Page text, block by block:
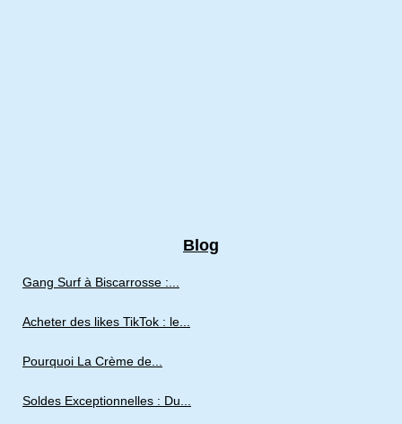
Blog
Gang Surf à Biscarrosse :...
Acheter des likes TikTok : le...
Pourquoi La Crème de...
Soldes Exceptionnelles : Du...